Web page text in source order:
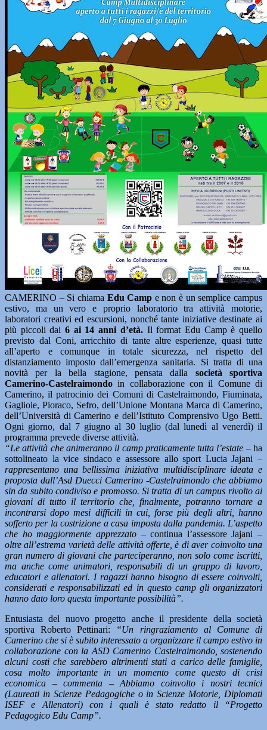
CAMERINO – Si chiama Edu Camp e non è un semplice campus
estivo, ma un vero e proprio laboratorio tra attività motorie,
laboratori creativi ed escursioni, nonché tante iniziative destinate ai
più piccoli dai6 ai 14 anni d’età.Il format Edu Camp è quello
previsto dal Coni, arricchito di tante altre esperienze, quasi tutte
all’aperto e comunque in totale sicurezza, nel rispetto del
distanziamento imposto dall’emergenza sanitaria. Si tratta di una
novità per la bella stagione, pensata dalla società sportiva
Camerino-Castelraimondo in collaborazione con il Comune di
Camerino, il patrocinio dei Comuni di Castelraimondo, Fiuminata,
Gagliole, Pioraco, Sefro, dell’Unione Montana Marca di Camerino,
dell’Università di Camerino e dell’Istituto Comprensivo Ugo Betti.
Ogni giorno, dal 7 giugno al 30 luglio (dal lunedì al venerdì) il
programma prevede diverse attività.
“Le attività che animeranno il camp praticamente tutta l’estate – ha
sottolineato la vice sindaco e assessore allo sport Lucia Jajani –
rappresentano una bellissima iniziativa multidisciplinare ideata e
proposta dall’Asd Duecci Camerino -Castelraimondo che abbiamo
sin da subito condiviso e promosso. Si tratta di un campus rivolto ai
giovani di tutto il territorio che, finalmente, potranno tornare a
incontrarsi dopo mesi difficili in cui, forse più degli altri, hanno
sofferto per la costrizione a casa imposta dalla pandemia. L’aspetto
che ho maggiormente apprezzato– continua l’assessore Jajani –
oltre all’estrema varietà delle attività offerte, è di aver coinvolto una
gran numero di giovani che parteciperanno, non solo come iscritti,
ma anche come animatori, responsabili di un gruppo di lavoro,
educatori e allenatori. I ragazzi hanno bisogno di essere coinvolti,
considerati e responsabilizzati ed in questo camp gli organizzatori
hanno dato loro questa importante possibilità”.
Entusiasta del nuovo progetto anche il presidente della società
sportiva Roberto Pettinari: “Un ringraziamento al Comune di
Camerino che si è subito interessato a organizzare il campo estivo in
collaborazione con la ASD Camerino Castelraimondo, sostenendo
alcuni costi che sarebbero altrimenti stati a carico delle famiglie,
cosa molto importante in un momento come questo di crisi
economica – commenta – Abbiamo coinvolto i nostri tecnici
(Laureati in Scienze Pedagogiche o in Scienze Motorie, Diplomati
ISEF e Allenatori) con i quali è stato redatto il “Progetto
Pedagogico Edu Camp”.